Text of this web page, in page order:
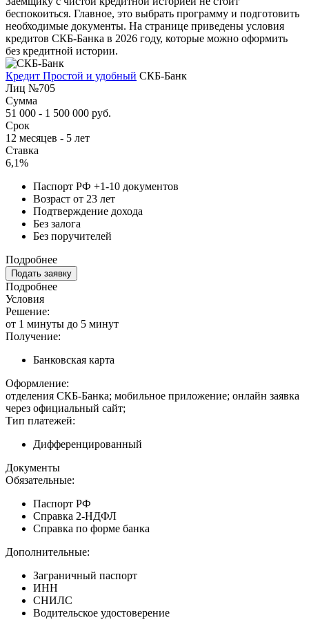
беспокоиться. Главное, это выбрать программу и подготовить
необходимые документы. На странице приведены условия
кредитов СКБ-Банка в 2026 году, которые можно оформить
без кредитной истории.
Кредит Простой и удобный СКБ-Банк
Лиц №705
Сумма
51 000 - 1 500 000 руб.
Срок
12 месяцев - 5 лет
Ставка
6,1%
Паспорт РФ +1-10 документов
Возраст от 23 лет
Подтверждение дохода
Без залога
Без поручителей
Подробнее
Подать заявку
Подробнее
Условия
Решение:
от 1 минуты до 5 минут
Получение:
Банковская карта
Оформление:
отделения СКБ-Банка; мобильное приложение; онлайн заявка
через официальный сайт;
Тип платежей:
Дифференцированный
Документы
Обязательные:
Паспорт РФ
Справка 2-НДФЛ
Справка по форме банка
Дополнительные:
Заграничный паспорт
ИНН
СНИЛС
Водительское удостоверение